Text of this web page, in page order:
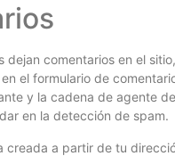
dejan comentarios en el
el formulario de
y la cadena de agente
en la detección de spam.
creada a partir de tu